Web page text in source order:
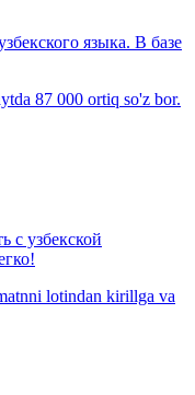
языка. В базе
87 000 ortiq so'z bor.
с узбекской
lotindan kirillga va